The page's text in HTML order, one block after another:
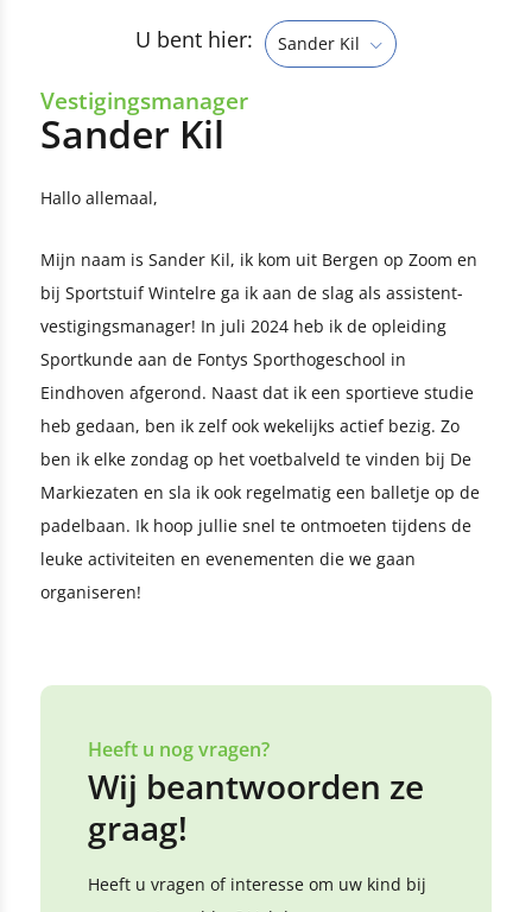
U bent hier: Sander Kil
Vestigingsmanager
Sander Kil
Hallo allemaal,
Mijn naam is Sander Kil, ik kom uit Bergen op Zoom en
bij Sportstuif Wintelre ga ik aan de slag als assistent-
vestigingsmanager! In juli 2024 heb ik de opleiding
Sportkunde aan de Fontys Sporthogeschool in
Eindhoven afgerond. Naast dat ik een sportieve studie
heb gedaan, ben ik zelf ook wekelijks actief bezig. Zo
ben ik elke zondag op het voetbalveld te vinden bij De
Markiezaten en sla ik ook regelmatig een balletje op de
padelbaan. Ik hoop jullie snel te ontmoeten tijdens de
leuke activiteiten en evenementen die we gaan
organiseren!
Heeft u nog vragen?
Wij beantwoorden ze
graag!
Heeft u vragen of interesse om uw kind bij